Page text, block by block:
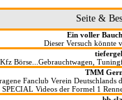
Seite &
Ein voller
Dieser Versuch könnte
Börse...Gebrauchtwagen,
TMM
Fanclub Verein
Videos der Formel 1